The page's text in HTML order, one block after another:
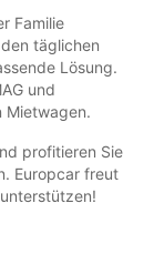
Familie
täglichen
Lösung.
und
Mietwagen.
profitieren Sie
Europcar freut